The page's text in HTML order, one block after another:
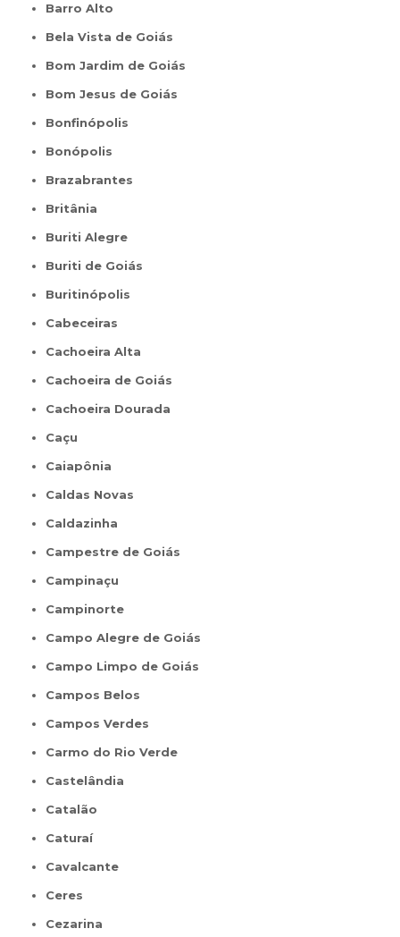
Barro Alto
Bela Vista de Goiás
Bom Jardim de Goiás
Bom Jesus de Goiás
Bonfinópolis
Bonópolis
Brazabrantes
Britânia
Buriti Alegre
Buriti de Goiás
Buritinópolis
Cabeceiras
Cachoeira Alta
Cachoeira de Goiás
Cachoeira Dourada
Caçu
Caiapônia
Caldas Novas
Caldazinha
Campestre de Goiás
Campinaçu
Campinorte
Campo Alegre de Goiás
Campo Limpo de Goiás
Campos Belos
Campos Verdes
Carmo do Rio Verde
Castelândia
Catalão
Caturaí
Cavalcante
Ceres
Cezarina